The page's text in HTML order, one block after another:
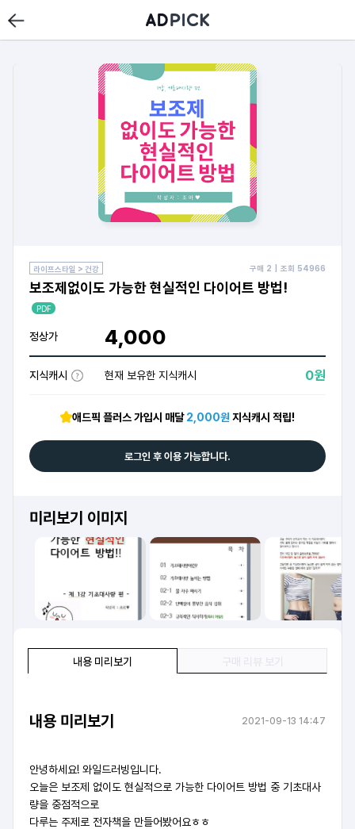
라이프스타일 > 건강 구매 2 | 조회 54966
보조제없이도 가능한 현실적인 다이어트 방법!
PDF
정상가 4,000
지식캐시 현재 보유한 지식캐시 0원
애드픽 플러스 가입시 매달2,000원 지식캐시 적립!
로그인 후 이용 가능합니다.
내용 미리보기
내용 미리보기 2021-09-13 14:47
안녕하세요! 와일드러빙입니다.
오늘은 보조제 없이도 현실적으로 가능한 다이어트 방법 중 기초대사
량을 중점적으로
다루는 주제로 전자책을 만들어봤어요ㅎㅎ
미리보기 이미지